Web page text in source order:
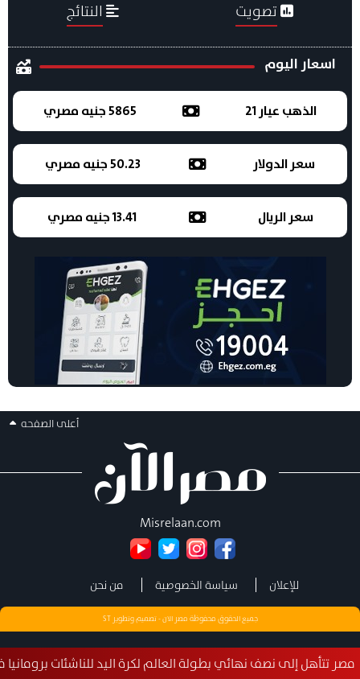
إلى نصف نهائي بطولة العالم لكرة اليد للناشئات برومانيا في إنجاز
تصويت النتائج
اسعار اليوم
الذهب عيار 21 5865 جنيه مصري
سعر الدولار 50.23 جنيه مصري
سعر الريال 13.41 جنيه مصري
أعلى الصفحه
Misrelaan.com
للإعلان سياسة الخصوصية من نحن
جميع الحقوق محفوظة مصر الان - تصميم وتطويرST